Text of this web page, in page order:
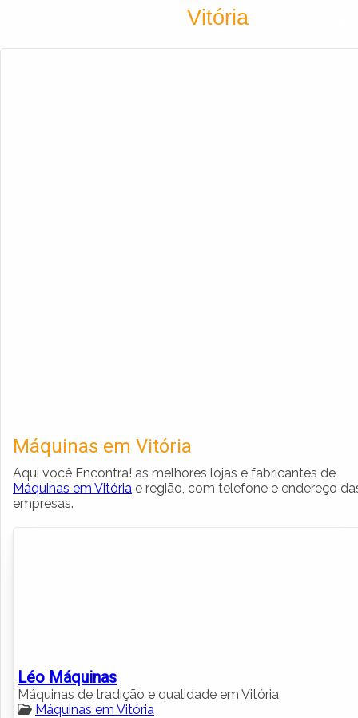
EncontraVitória
Máquinas em Vitória
Aqui você Encontra! as melhores lojas e fabricantes de
Máquinas em Vitória e região, com telefone e endereço
empresas.
Léo Máquinas
Máquinas de tradição e qualidade em Vitória.
Máquinas em Vitória